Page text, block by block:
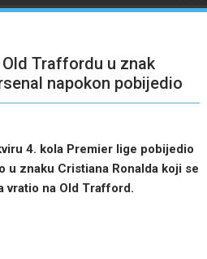
Traffordu u znak
napokon pobijedio
4. kola Premier lige pobijedio
u znaku Cristiana Ronalda koji se
vratio na Old Trafford.